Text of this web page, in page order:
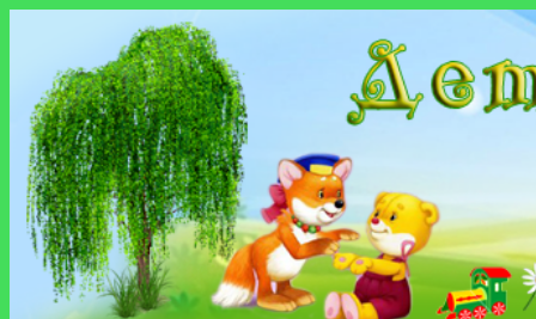
содержимому